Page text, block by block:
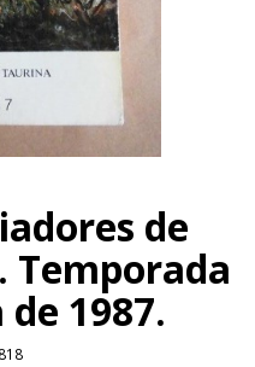
de
Temporada
1987.